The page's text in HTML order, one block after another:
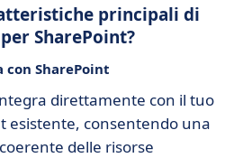
principali di
SharePoint?
con SharePoint
direttamente con il tuo
esistente, consentendo una
delle risorse